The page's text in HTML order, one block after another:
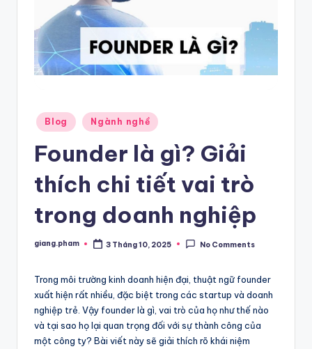
Posted
in
Blog Ngành nghề
Founder là gì? Giải
thích chi tiết vai trò
trong doanh nghiệp
Posted
giang.pham 3 Tháng 10, 2025 No Comments
Trong môi trường kinh doanh hiện đại, thuật ngữ founder
xuất hiện rất nhiều, đặc biệt trong các startup và doanh
nghiệp trẻ. Vậy founder là gì, vai trò của họ như thế nào
và tại sao họ lại quan trọng đối với sự thành công của
một công ty? Bài viết này sẽ giải thích rõ khái niệm